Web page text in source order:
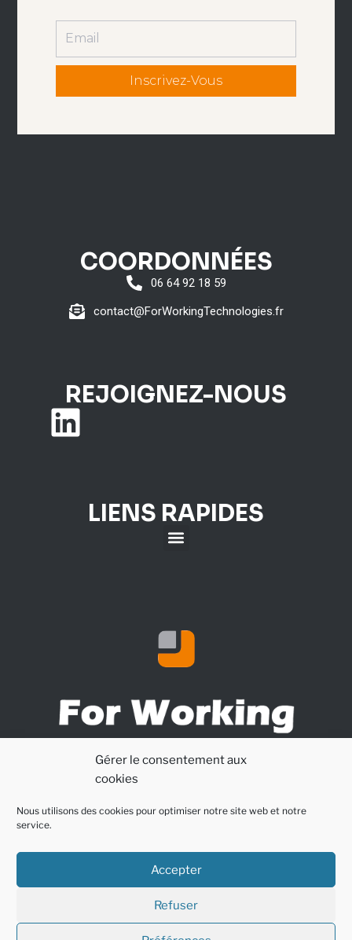
Gérer le consentement aux
cookies
Nous utilisons des cookies pour optimiser notre site web et notre
service.
Accepter
Refuser
Inscrivez-Vous
COORDONNÉES
06 64 92 18 59
contact@ForWorkingTechnologies.fr
REJOIGNEZ-NOUS
LIENS RAPIDES
Mentions légales – Politique de confidentialité – Gestion des